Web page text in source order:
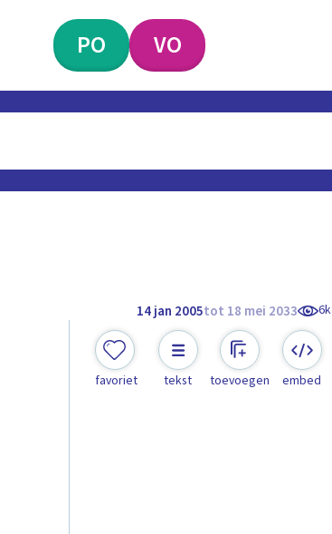
PO VO
14 jan 2005tot 18 mei 2033 6k
favoriet tekst toevoegen embed